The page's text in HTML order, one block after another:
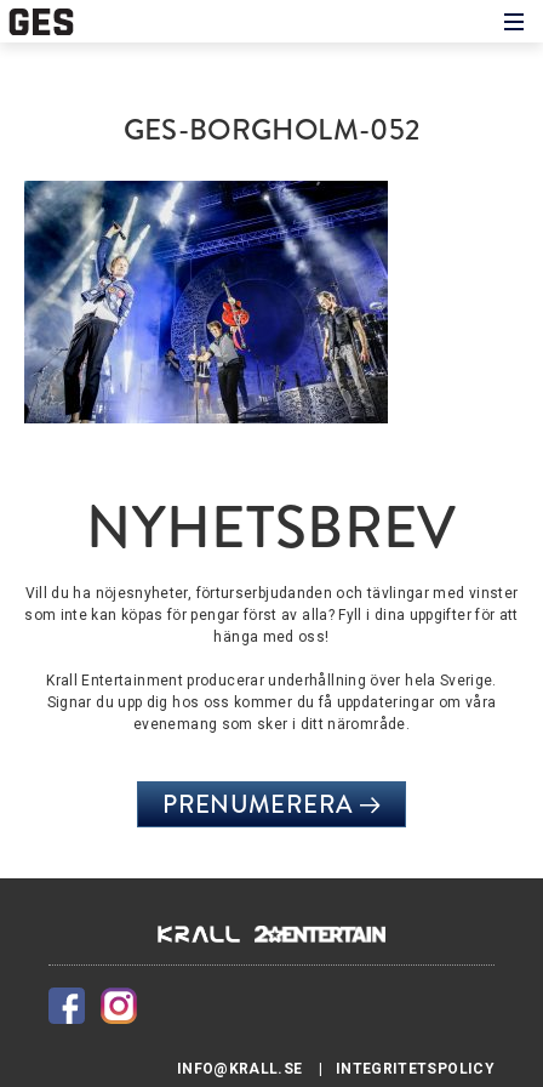
Historien om GES
Nyheter
GES-BORGHOLM-052
NYHETSBREV
Vill du ha nöjesnyheter, förturserbjudanden och tävlingar med vinster
som inte kan köpas för pengar först av alla? Fyll i dina uppgifter för att
hänga med oss!
Krall Entertainment producerar underhållning över hela Sverige.
Signar du upp dig hos oss kommer du få uppdateringar om våra
evenemang som sker i ditt närområde.
PRENUMERERA
INFO@KRALL.SE INTEGRITETSPOLICY